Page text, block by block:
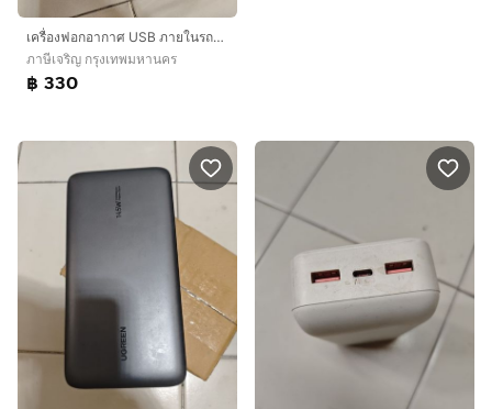
เครื่องฟอกอากาศ USB ภายในรถยนต์หรือที่บ้านได้
ภาษีเจริญ กรุงเทพมหานคร
฿ 330